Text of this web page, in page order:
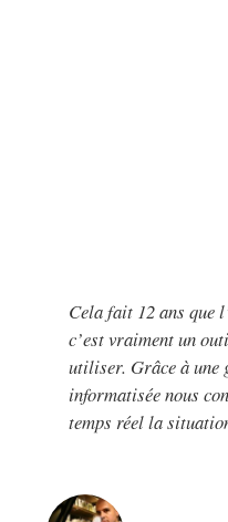
Cela fait 12 ans que
c’est vraiment un
utiliser. Grâce à une
informatisée nous
temps réel la